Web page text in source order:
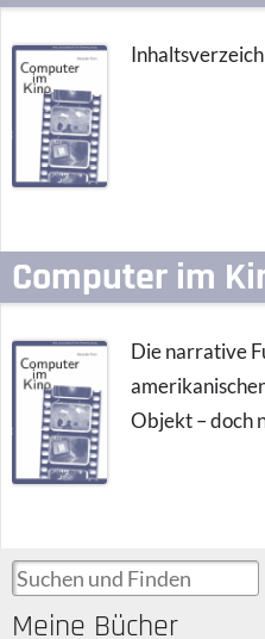
Computer im
Die narrative
Objekt – doch
Suchen und Finden
Meine Bücher